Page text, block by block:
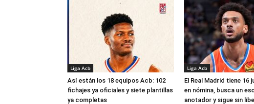
Liga Acb
Así están los 18 equipos Acb: 102
fichajes ya oficiales y siete plantillas
ya completas
Liga Acb
El Real Madrid tiene 16
en nómina, busca un
anotador y sigue sin